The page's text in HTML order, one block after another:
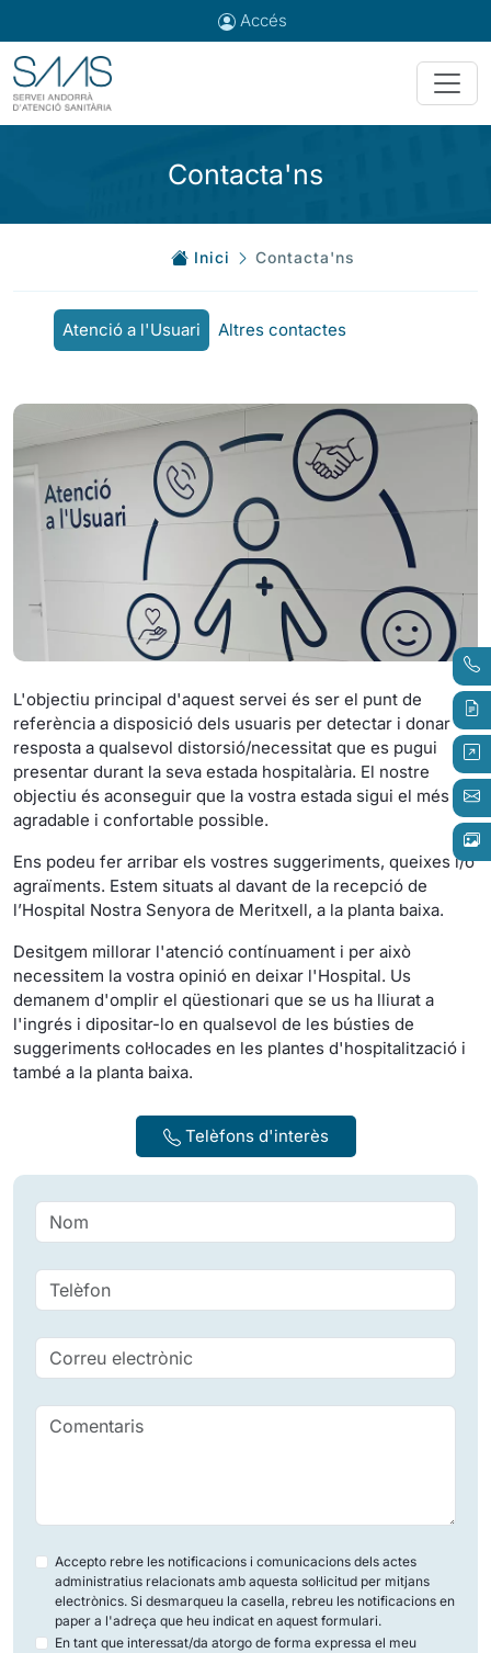
Accés
Contacta'ns
Inici Contacta'ns
Atenció a l'Usuari Altres contactes
L'objectiu principal d'aquest servei és ser el punt de
referència a disposició dels usuaris per detectar i donar
resposta a qualsevol distorsió/necessitat que es pugui
presentar durant la seva estada hospitalària. El nostre
objectiu és aconseguir que la vostra estada sigui el més
agradable i confortable possible.
Ens podeu fer arribar els vostres suggeriments, queixes i/o
agraïments. Estem situats al davant de la recepció de
l’Hospital Nostra Senyora de Meritxell, a la planta baixa.
Desitgem millorar l'atenció contínuament i per això
necessitem la vostra opinió en deixar l'Hospital. Us
demanem d'omplir el qüestionari que se us ha lliurat a
l'ingrés i dipositar-lo en qualsevol de les bústies de
suggeriments col·locades en les plantes d'hospitalització i
també a la planta baixa.
Telèfons d'interès
Accepto rebre les notificacions i comunicacions dels actes
administratius relacionats amb aquesta sol·licitud per mitjans
electrònics. Si desmarqueu la casella, rebreu les notificacions en
paper a l'adreça que heu indicat en aquest formulari.
En tant que interessat/da atorgo de forma expressa el meu